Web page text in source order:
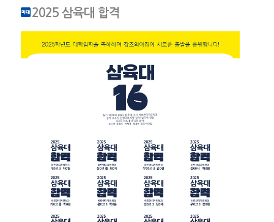
2025 삼육대 합격